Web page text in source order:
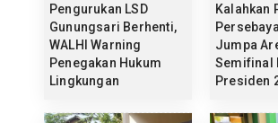
Pengurukan LSD
Gunungsari Berhenti,
WALHI Warning
Penegakan Hukum
Lingkungan
Kalahkan
Jumpa
Semifinal
Presiden